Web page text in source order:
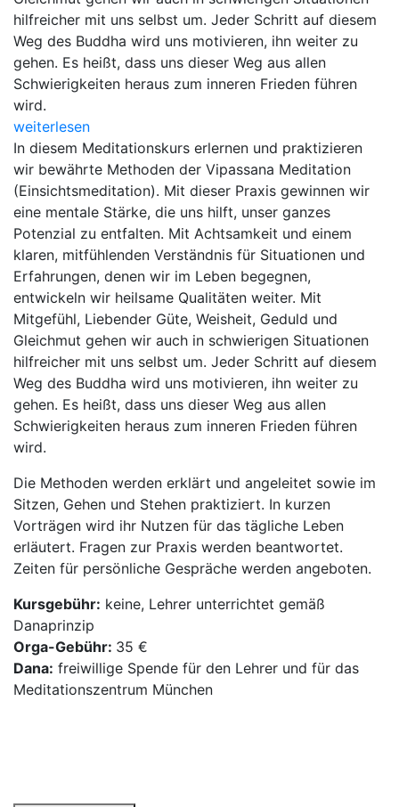
hilfreicher mit uns selbst um. Jeder Schritt auf diesem
Weg des Buddha wird uns motivieren, ihn weiter zu
gehen. Es heißt, dass uns dieser Weg aus allen
Schwierigkeiten heraus zum inneren Frieden führen
wird.
weiterlesen
In diesem Meditationskurs erlernen und praktizieren
wir bewährte Methoden der Vipassana Meditation
(Einsichtsmeditation). Mit dieser Praxis gewinnen wir
eine mentale Stärke, die uns hilft, unser ganzes
Potenzial zu entfalten. Mit Achtsamkeit und einem
klaren, mitfühlenden Verständnis für Situationen und
Erfahrungen, denen wir im Leben begegnen,
entwickeln wir heilsame Qualitäten weiter. Mit
Mitgefühl, Liebender Güte, Weisheit, Geduld und
Gleichmut gehen wir auch in schwierigen Situationen
hilfreicher mit uns selbst um. Jeder Schritt auf diesem
Weg des Buddha wird uns motivieren, ihn weiter zu
gehen. Es heißt, dass uns dieser Weg aus allen
Schwierigkeiten heraus zum inneren Frieden führen
wird.
Die Methoden werden erklärt und angeleitet sowie im
Sitzen, Gehen und Stehen praktiziert. In kurzen
Vorträgen wird ihr Nutzen für das tägliche Leben
erläutert. Fragen zur Praxis werden beantwortet.
Zeiten für persönliche Gespräche werden angeboten.
Kursgebühr: keine, Lehrer unterrichtet gemäß
Danaprinzip
Orga-Gebühr: 35 €
Dana: freiwillige Spende für den Lehrer und für das
Meditationszentrum München